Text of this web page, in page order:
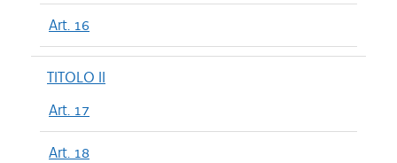
Art. 16
TITOLO II
Art. 17
Art. 18